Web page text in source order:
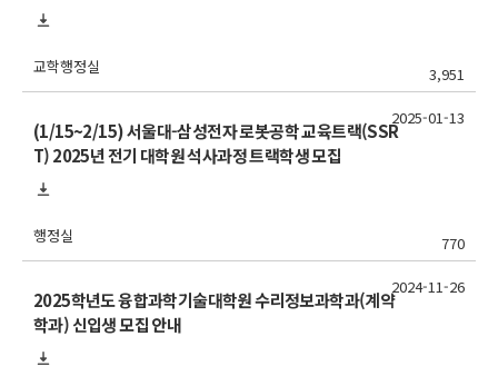
교학행정실 3,951
(1/15~2/15) 서울대-삼성전자 로봇공학 교육트랙(SSR
T) 2025년 전기 대학원 석사과정 트랙학생 모집
행정실 770
2025-01-13
2025학년도 융합과학기술대학원 수리정보과학과(계약
학과) 신입생 모집 안내
2024-11-26